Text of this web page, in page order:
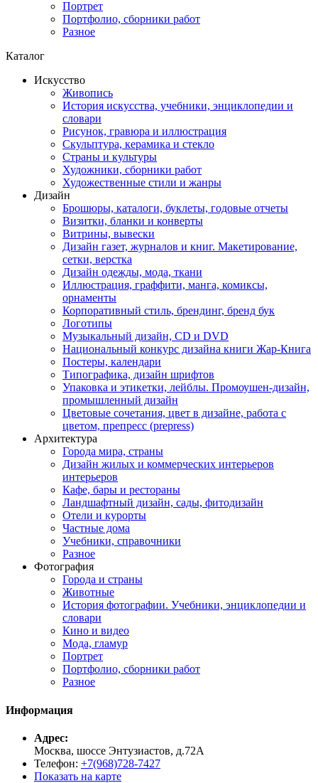
Портрет
Портфолио, сборники работ
Разное
Каталог
Искусство
Живопись
История искусства, учебники, энциклопедии и
словари
Рисунок, гравюра и иллюстрация
Скульптура, керамика и стекло
Страны и культуры
Художники, сборники работ
Художественные стили и жанры
Дизайн
Брошюры, каталоги, буклеты, годовые отчеты
Визитки, бланки и конверты
Витрины, вывески
Дизайн газет, журналов и книг. Макетирование,
сетки, верстка
Дизайн одежды, мода, ткани
Иллюстрация, граффити, манга, комиксы,
орнаменты
Корпоративный стиль, брендинг, бренд бук
Логотипы
Музыкальный дизайн, СD и DVD
Национальный конкурс дизайна книги Жар-Книга
Постеры, календари
Типографика, дизайн шрифтов
Упаковка и этикетки, лейблы. Промоушен-дизайн,
промышленный дизайн
Цветовые сочетания, цвет в дизайне, работа с
цветом, препресс (prepress)
Архитектура
Города мира, страны
Дизайн жилых и коммерческих интерьеров
интерьеров
Кафе, бары и рестораны
Ландшафтный дизайн, сады, фитодизайн
Отели и курорты
Частные дома
Учебники, справочники
Разное
Фотография
Города и страны
Животные
История фотографии. Учебники, энциклопедии и
словари
Кино и видео
Мода, гламур
Портрет
Портфолио, сборники работ
Разное
Информация
Адрес:
Москва, шоссе Энтузиастов, д.72А
Телефон: +7(968)728-7427
Показать на карте